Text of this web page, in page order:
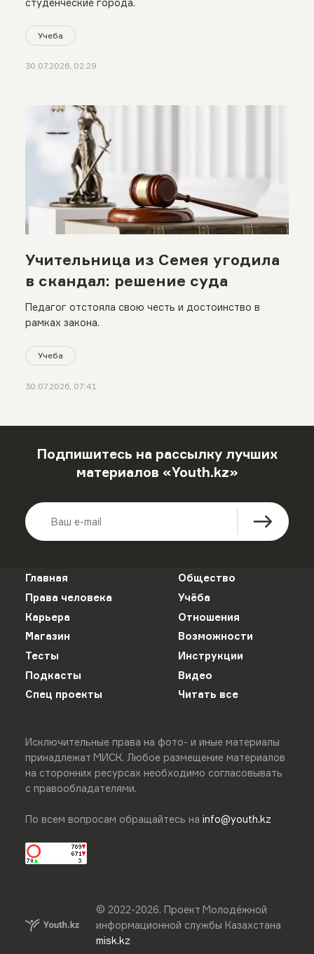
Учеба
30.07.2026, 02:29
Учительница из Семея угодила
в скандал: решение суда
Педагог отстояла свою честь и достоинство в
рамках закона.
Учеба
30.07.2026, 07:41
Подпишитесь на рассылку лучших
материалов «Youth.kz»
Главная
Общество
Права человека
Учёба
Карьера
Отношения
Магазин
Возможности
Тесты
Инструкции
Подкасты
Видео
Спец проекты
Читать все
Исключительные права на фото- и иные материалы
принадлежат МИСК. Любое размещение материалов
на сторонних ресурсах необходимо согласовывать
с правообладателями.
По всем вопросам обращайтесь на info@youth.kz
© 2022-2026.Проект Молодёжной
информационной службы Казахстана
misk.kz